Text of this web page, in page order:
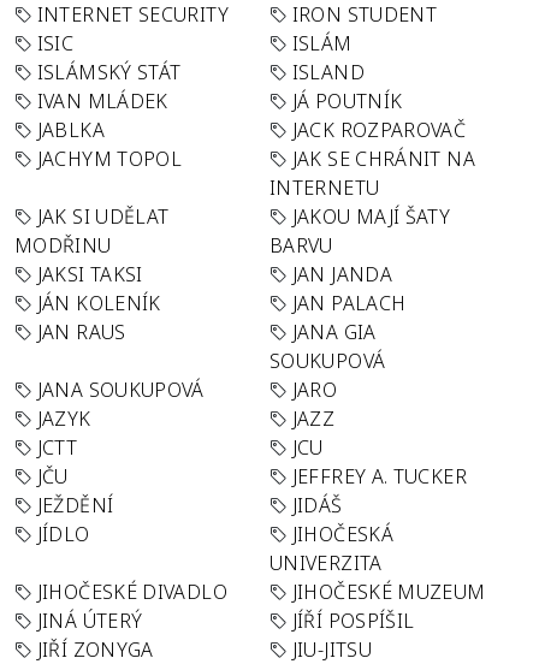
INTERNET SECURITY
IRON STUDENT
ISIC
ISLÁM
ISLÁMSKÝ STÁT
ISLAND
IVAN MLÁDEK
JÁ POUTNÍK
JABLKA
JACK ROZPAROVAČ
JACHYM TOPOL
JAK SE CHRÁNIT NA
INTERNETU
JAK SI UDĚLAT
MODŘINU
JAKOU MAJÍ ŠATY
BARVU
JAKSI TAKSI
JAN JANDA
JÁN KOLENÍK
JAN PALACH
JAN RAUS
JANA GIA
SOUKUPOVÁ
JANA SOUKUPOVÁ
JARO
JAZYK
JAZZ
JCTT
JCU
JČU
JEFFREY A. TUCKER
JEŽDĚNÍ
JIDÁŠ
JÍDLO
JIHOČESKÁ
UNIVERZITA
JIHOČESKÉ DIVADLO
JIHOČESKÉ MUZEUM
JINÁ ÚTERÝ
JÍŘÍ POSPÍŠIL
JIŘÍ ZONYGA
JIU-JITSU